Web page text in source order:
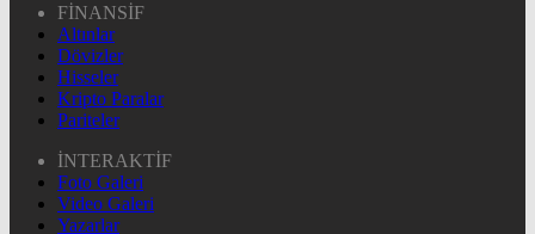
FİNANSİF
Altınlar
Dövizler
Hisseler
Kripto Paralar
Pariteler
İNTERAKTİF
Foto Galeri
Video Galeri
Yazarlar